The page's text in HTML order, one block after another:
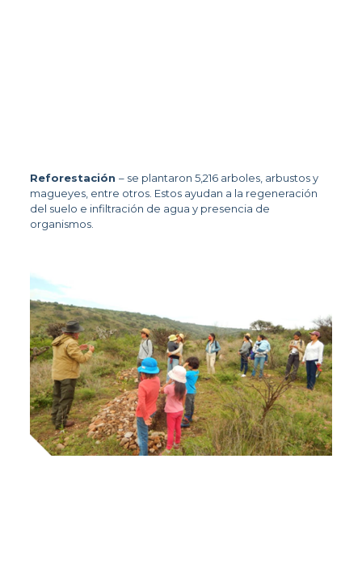
Reforestación – se plantaron 5,216 arboles, arbustos y
magueyes, entre otros. Estos ayudan a la regeneración
del suelo e infiltración de agua y presencia de
organismos.